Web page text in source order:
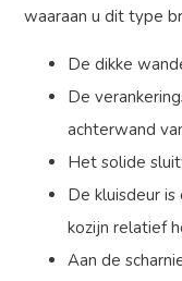
waaraan u dit type
De dikke
De
achterwand
Het solide
De kluisdeur
kozijn relatief
Aan de